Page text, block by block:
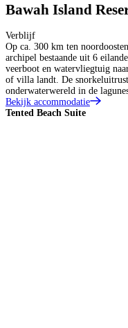
Bawah Island
Verblijf
Op ca. 300 km ten
archipel bestaande uit 6
veerboot en watervliegtuig
of villa landt. De
onderwaterwereld in de
Bekijk accommodatie
Tented Beach Suite